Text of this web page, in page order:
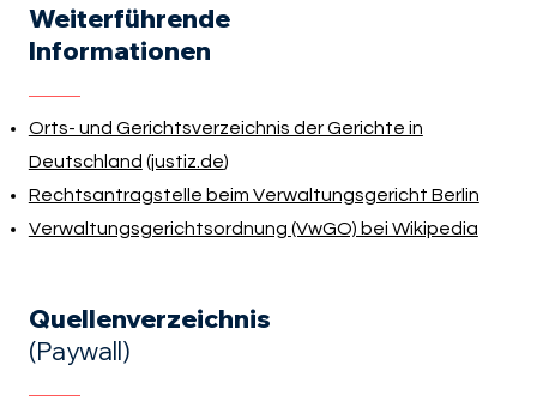
Weiterführende
Informationen
Orts- und Gerichtsverzeichnis der Gerichte in
Deutschland (justiz.de)
Rechtsantragstelle beim Verwaltungsgericht Berlin
Verwaltungsgerichtsordnung (VwGO) bei Wikipedia
Quellenverzeichnis
(Paywall)